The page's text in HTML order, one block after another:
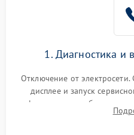
1. Диагностика и
Отключение от
дисплее и запуск
фильтра, теплообменника
неисправностях (не сушит,